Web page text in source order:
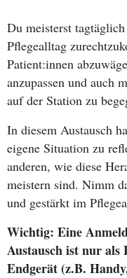
Du meisterst
Pflegealltag
Patient:innen
anzupassen und auch
auf der Station zu
In diesem Austausch
eigene Situation zu
anderen, wie diese
meistern sind. Nimm
und gestärkt im
Wichtig: Eine
Austausch ist nur als
Endgerät (z.B.